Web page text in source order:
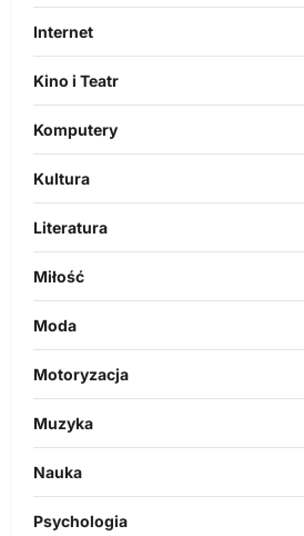
Internet
Kino i Teatr
Komputery
Kultura
Literatura
Miłość
Moda
Motoryzacja
Muzyka
Nauka
Psychologia